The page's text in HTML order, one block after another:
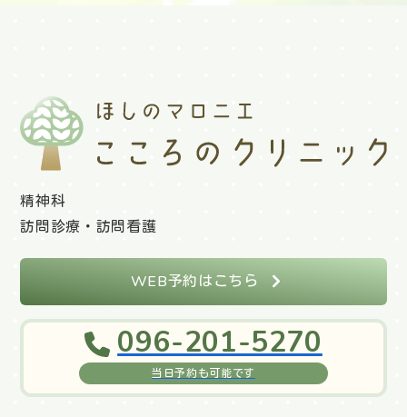
精神科
訪問診療・訪問看護
WEB予約はこちら
096-201-5270
当日予約も可能です